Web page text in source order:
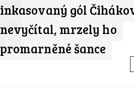
inkasovaný gól
nevyčítal, mrzely ho
promarněné šance